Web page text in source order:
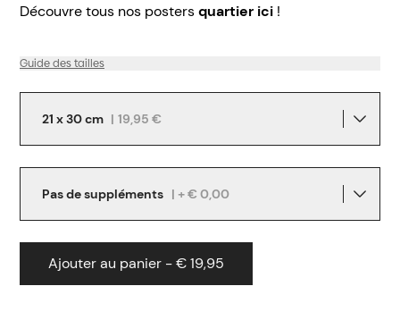
Découvre tous nos postersquartier ici !
Guide des tailles
21 x 30 cm | 19,95 €
Pas de suppléments | + € 0,00
Ajouter au panier - € 19,95